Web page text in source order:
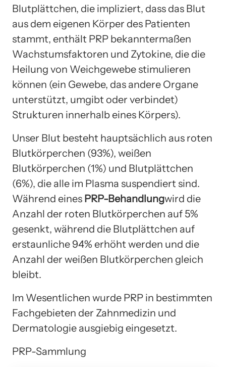
Blutplättchen, die impliziert, dass das Blut
aus dem eigenen Körper des Patienten
stammt, enthält PRP bekanntermaßen
Wachstumsfaktoren und Zytokine, die die
Heilung von Weichgewebe stimulieren
können (ein Gewebe, das andere Organe
unterstützt, umgibt oder verbindet)
Strukturen innerhalb eines Körpers).
Unser Blut besteht hauptsächlich aus roten
Blutkörperchen (93%), weißen
Blutkörperchen (1%) und Blutplättchen
(6%), die alle im Plasma suspendiert sind.
Während eines PRP-Behandlungwird die
Anzahl der roten Blutkörperchen auf 5%
gesenkt, während die Blutplättchen auf
erstaunliche 94% erhöht werden und die
Anzahl der weißen Blutkörperchen gleich
bleibt.
Im Wesentlichen wurde PRP in bestimmten
Fachgebieten der Zahnmedizin und
Dermatologie ausgiebig eingesetzt.
PRP-Sammlung